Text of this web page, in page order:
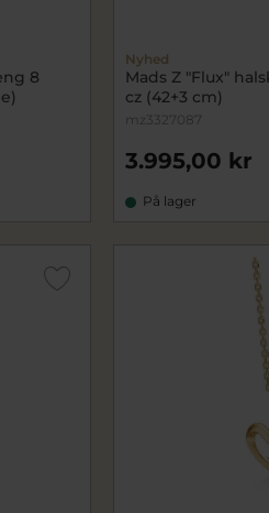
8
Nyhed
Mads Z "Flux"
cz (42+3 cm)
mz3327087
3.995,00 kr
På lager